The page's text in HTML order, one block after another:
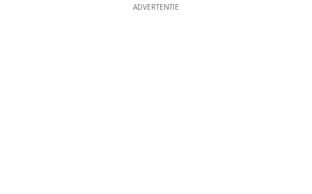
ADVERTENTIE